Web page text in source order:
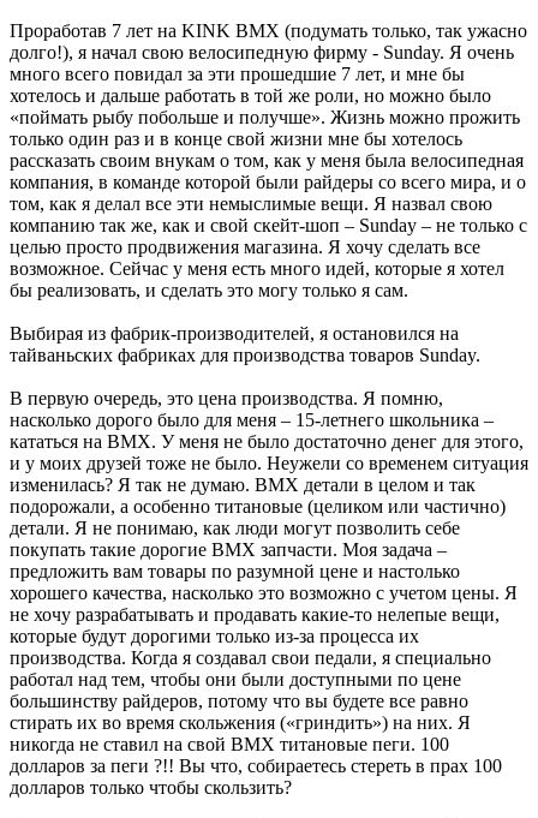
Проработав 7 лет на KINK BMX (подумать только, так ужасно
долго!), я начал свою велосипедную фирму - Sunday. Я очень
много всего повидал за эти прошедшие 7 лет, и мне бы
хотелось и дальше работать в той же роли, но можно было
«поймать рыбу побольше и получше». Жизнь можно прожить
только один раз и в конце свой жизни мне бы хотелось
рассказать своим внукам о том, как у меня была велосипедная
компания, в команде которой были райдеры со всего мира, и о
том, как я делал все эти немыслимые вещи. Я назвал свою
компанию так же, как и свой скейт-шоп – Sunday – не только с
целью просто продвижения магазина. Я хочу сделать все
возможное. Сейчас у меня есть много идей, которые я хотел
бы реализовать, и сделать это могу только я сам.
Выбирая из фабрик-производителей, я остановился на
тайваньских фабриках для производства товаров Sunday.
В первую очередь, это цена производства. Я помню,
насколько дорого было для меня – 15-летнего школьника –
кататься на ВМХ. У меня не было достаточно денег для этого,
и у моих друзей тоже не было. Неужели со временем ситуация
изменилась? Я так не думаю. ВМХ детали в целом и так
подорожали, а особенно титановые (целиком или частично)
детали. Я не понимаю, как люди могут позволить себе
покупать такие дорогие ВМХ запчасти. Моя задача –
предложить вам товары по разумной цене и настолько
хорошего качества, насколько это возможно с учетом цены. Я
не хочу разрабатывать и продавать какие-то нелепые вещи,
которые будут дорогими только из-за процесса их
производства. Когда я создавал свои педали, я специально
работал над тем, чтобы они были доступными по цене
большинству райдеров, потому что вы будете все равно
стирать их во время скольжения («гриндить») на них. Я
никогда не ставил на свой ВМХ титановые пеги. 100
долларов за пеги ?!! Вы что, собираетесь стереть в прах 100
долларов только чтобы скользить?